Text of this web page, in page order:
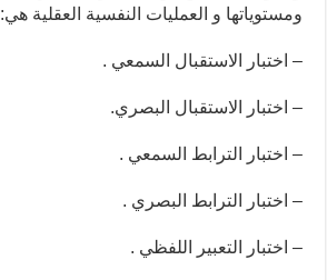
ومستوياتها و العمليات النفسية العقلية هي:
– اختبار الاستقبال السمعي .
– اختبار الاستقبال البصري.
– اختبار الترابط السمعي .
– اختبار الترابط البصري .
– اختبار التعبير اللفظي .